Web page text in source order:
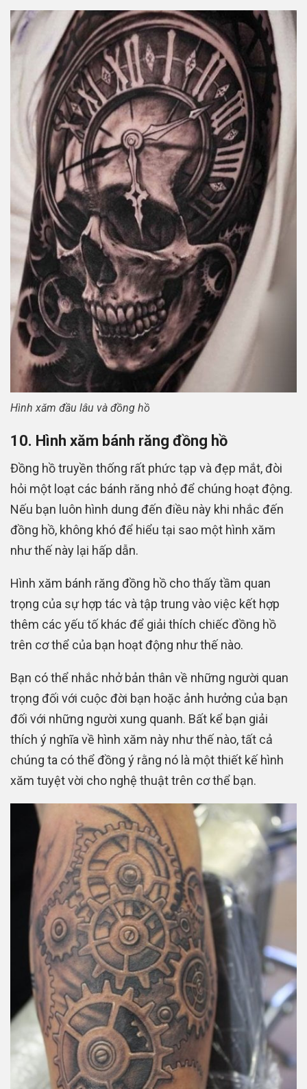
Hình xăm đầu lâu và đồng hồ
10. Hình xăm bánh răng đồng hồ
Đồng hồ truyền thống rất phức tạp và đẹp mắt, đòi
hỏi một loạt các bánh răng nhỏ để chúng hoạt động.
Nếu bạn luôn hình dung đến điều này khi nhắc đến
đồng hồ, không khó để hiểu tại sao một hình xăm
như thế này lại hấp dẫn.
Hình xăm bánh răng đồng hồ cho thấy tầm quan
trọng của sự hợp tác và tập trung vào việc kết hợp
thêm các yếu tố khác để giải thích chiếc đồng hồ
trên cơ thể của bạn hoạt động như thế nào.
Bạn có thể nhắc nhở bản thân về những người quan
trọng đối với cuộc đời bạn hoặc ảnh hưởng của bạn
đối với những người xung quanh. Bất kể bạn giải
thích ý nghĩa về hình xăm này như thế nào, tất cả
chúng ta có thể đồng ý rằng nó là một thiết kế hình
xăm tuyệt vời cho nghệ thuật trên cơ thể bạn.